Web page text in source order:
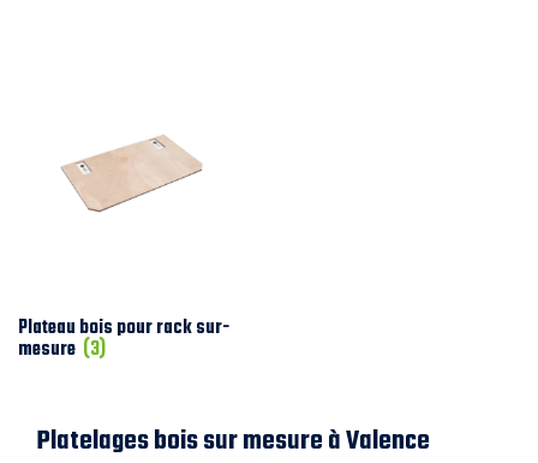
Plateau bois pour rack sur-
mesure (3)
Platelages bois sur mesure à Valence